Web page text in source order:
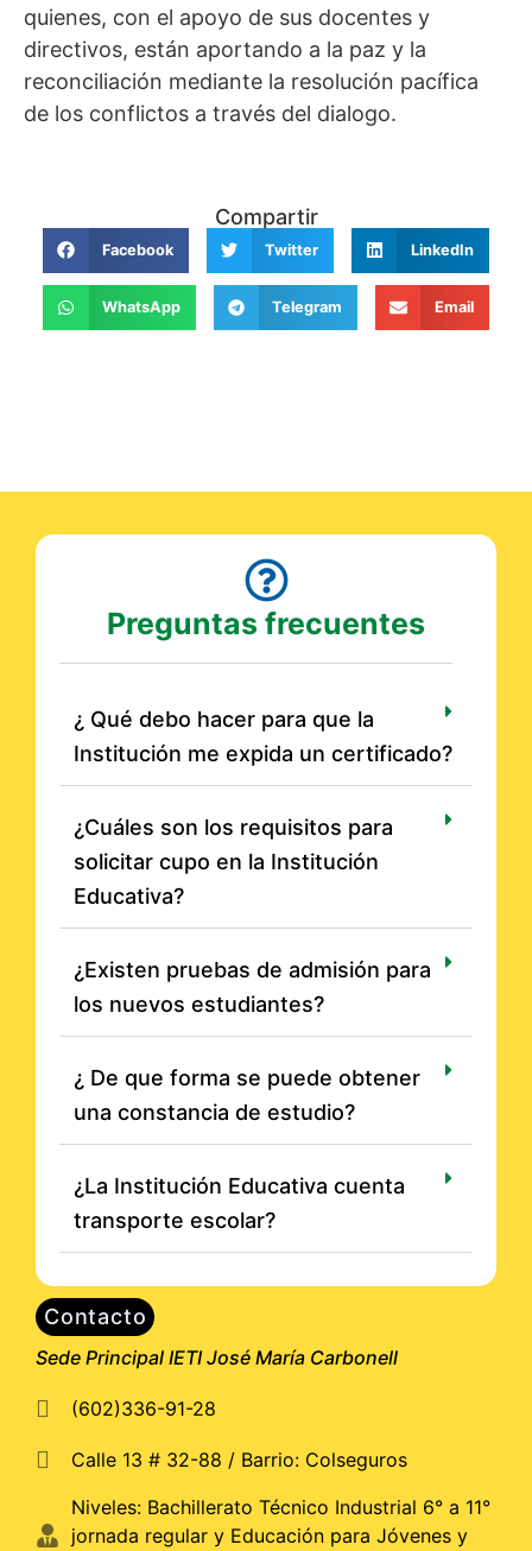
quienes, con el apoyo de sus docentes y
directivos, están aportando a la paz y la
reconciliación mediante la resolución pacífica
de los conflictos a través del dialogo.
Compartir
Facebook Twitter LinkedIn
WhatsApp Telegram Email
Preguntas frecuentes
¿ Qué debo hacer para que la
Institución me expida un certificado?
¿Cuáles son los requisitos para
solicitar cupo en la Institución
Educativa?
¿Existen pruebas de admisión para
los nuevos estudiantes?
¿ De que forma se puede obtener
una constancia de estudio?
¿La Institución Educativa cuenta
transporte escolar?
Contacto
Sede Principal IETI José María Carbonell
(602)336-91-28
Calle 13 # 32-88 / Barrio: Colseguros
Niveles: Bachillerato Técnico Industrial 6° a 11°
jornada regular y Educación para Jóvenes y